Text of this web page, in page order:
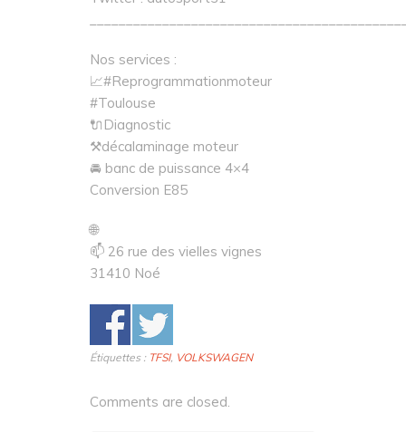
Nos services :
📈#Reprogrammationmoteur
#Toulouse
🔌Diagnostic
⚒décalaminage moteur
🚘 banc de puissance 4×4
Conversion E85
🌐
📫 26 rue des vielles vignes
31410 Noé
Étiquettes : TFSI, VOLKSWAGEN
Comments are closed.